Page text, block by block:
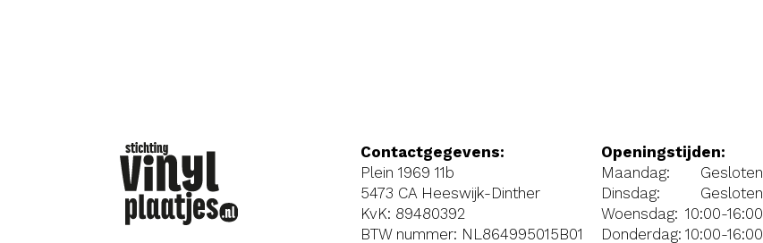
Contactgegevens:
Plein 1969 11b
5473 CA Heeswijk-Dinther
KvK: 89480392
BTW nummer: NL864995015B01
Openingstijden:
Maandag:
Gesloten
Dinsdag:
Gesloten
Woensdag: 10:00-16:00
Donderdag: 10:00-16:00